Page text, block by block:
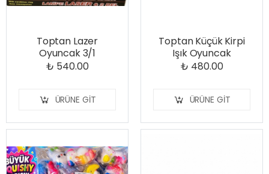
Toptan Lazer
Oyuncak 3/1
₺ 540.00
ÜRÜNE GIT
Toptan Küçük Kirpi
Işık Oyuncak
₺ 480.00
ÜRÜNE GIT